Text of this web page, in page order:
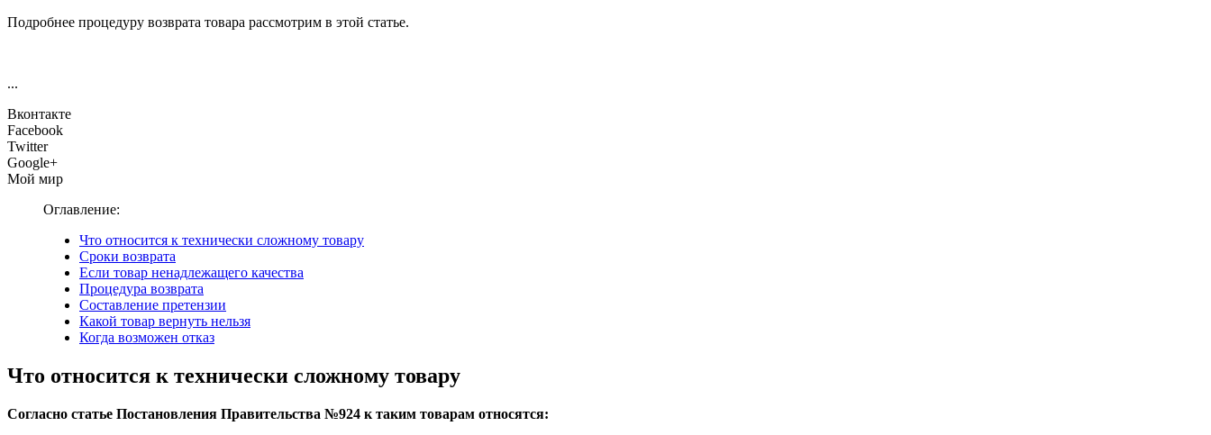
Подробнее процедуру возврата товара рассмотрим в этой статье.
...
Вконтакте
Facebook
Twitter
Google+
Мой мир
Оглавление:
Что относится к технически сложному товару
Сроки возврата
Если товар ненадлежащего качества
Процедура возврата
Составление претензии
Какой товар вернуть нельзя
Когда возможен отказ
Что относится к технически сложному товару
Согласно статье Постановления Правительства №924 к таким товарам относятся: